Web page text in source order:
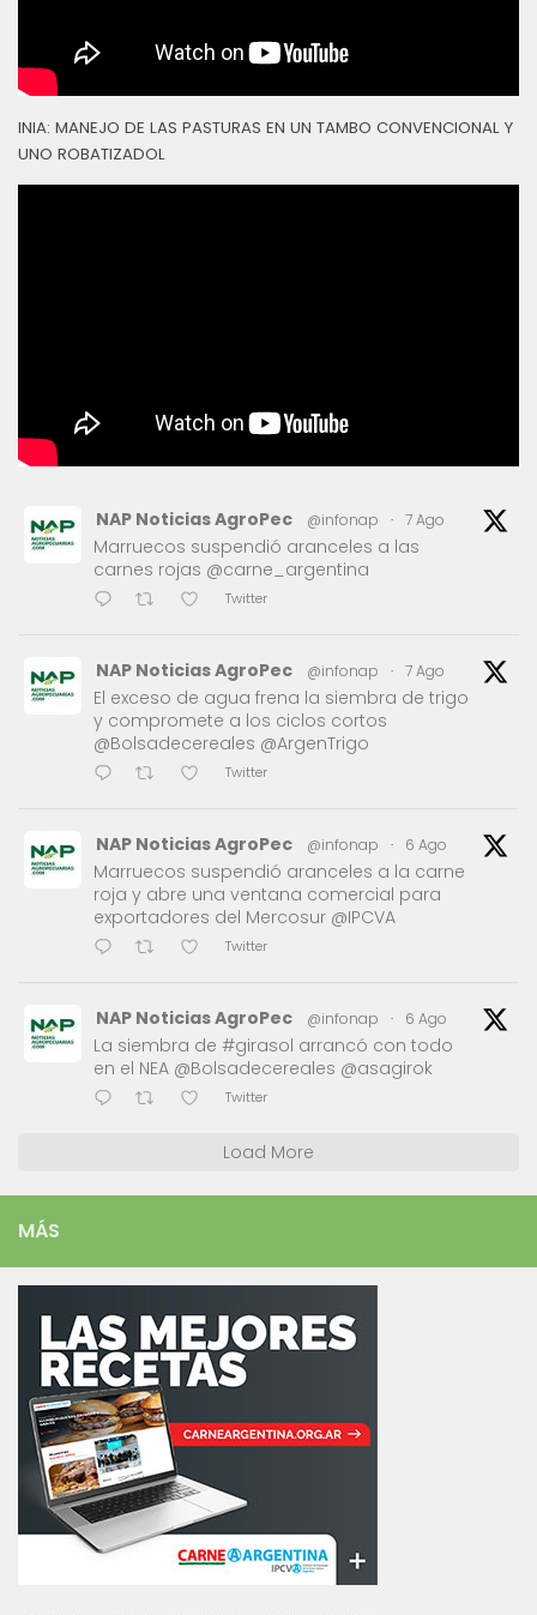
INIA: MANEJO DE LAS PASTURAS EN UN TAMBO CONVENCIONAL Y
UNO ROBATIZADOL
NAP Noticias AgroPec @infonap · 7 Ago
Marruecos suspendió aranceles a las
carnes rojas @carne_argentina
Twitter
NAP Noticias AgroPec @infonap · 7 Ago
El exceso de agua frena la siembra de trigo
y compromete a los ciclos cortos
@Bolsadecereales @ArgenTrigo
Twitter
NAP Noticias AgroPec @infonap · 6 Ago
Marruecos suspendió aranceles a la carne
roja y abre una ventana comercial para
exportadores del Mercosur @IPCVA
Twitter
NAP Noticias AgroPec @infonap · 6 Ago
La siembra de #girasol arrancó con todo
en el NEA @Bolsadecereales @asagirok
Twitter
Load More
MÁS